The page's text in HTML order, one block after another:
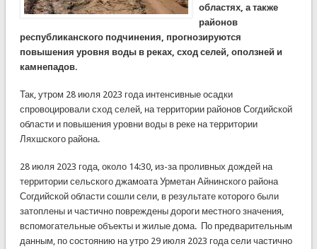
областях, а также
районов
республиканского подчинения, прогнозируются
повышения уровня воды в реках, сход селей, оползней и
камнепадов.
Так, утром 28 июля 2023 года интенсивные осадки
спровоцировали сход селей, на территории районов Согдийской
области и повышения уровни воды в реке на территории
Ляхшского района.
28 июля 2023 года, около 14:30, из-за проливных дождей на
территории сельского джамоата Урметан Айнинского района
Согдийской области сошли сели, в результате которого были
затоплены и частично повреждены дороги местного значения,
вспомогательные объекты и жилые дома. По предварительным
данным, по состоянию на утро 29 июля 2023 года сели частично